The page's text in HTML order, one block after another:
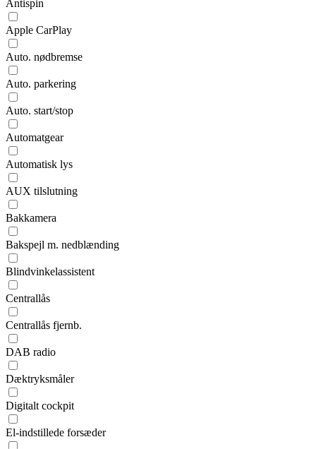
Antispin
Apple CarPlay
Auto. nødbremse
Auto. parkering
Auto. start/stop
Automatgear
Automatisk lys
AUX tilslutning
Bakkamera
Bakspejl m. nedblænding
Blindvinkelassistent
Centrallås
Centrallås fjernb.
DAB radio
Dæktryksmåler
Digitalt cockpit
El-indstillede forsæder